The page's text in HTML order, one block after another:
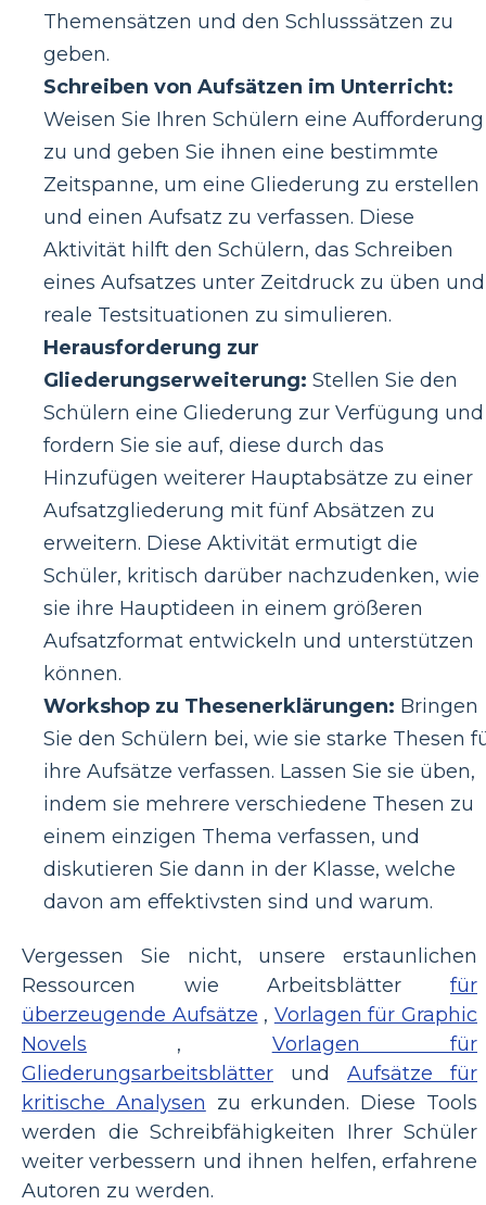
Themensätzen und den Schlusssätzen zu
geben.
Schreiben von Aufsätzen im Unterricht:
Weisen Sie Ihren Schülern eine Aufforderung
zu und geben Sie ihnen eine bestimmte
Zeitspanne, um eine Gliederung zu erstellen
und einen Aufsatz zu verfassen. Diese
Aktivität hilft den Schülern, das Schreiben
eines Aufsatzes unter Zeitdruck zu üben und
reale Testsituationen zu simulieren.
Herausforderung zur
Gliederungserweiterung: Stellen Sie den
Schülern eine Gliederung zur Verfügung und
fordern Sie sie auf, diese durch das
Hinzufügen weiterer Hauptabsätze zu einer
Aufsatzgliederung mit fünf Absätzen zu
erweitern. Diese Aktivität ermutigt die
Schüler, kritisch darüber nachzudenken, wie
sie ihre Hauptideen in einem größeren
Aufsatzformat entwickeln und unterstützen
können.
Workshop zu Thesenerklärungen: Bringen
Sie den Schülern bei, wie sie starke Thesen
ihre Aufsätze verfassen. Lassen Sie sie üben,
indem sie mehrere verschiedene Thesen zu
einem einzigen Thema verfassen, und
diskutieren Sie dann in der Klasse, welche
davon am effektivsten sind und warum.
Vergessen Sie nicht, unsere erstaunlichen
Ressourcen wie Arbeitsblätter für
überzeugende Aufsätze , Vorlagen für Graphic
Novels , Vorlagen für
Gliederungsarbeitsblätter und Aufsätze für
kritische Analysen zu erkunden. Diese Tools
werden die Schreibfähigkeiten Ihrer Schüler
weiter verbessern und ihnen helfen, erfahrene
Autoren zu werden.